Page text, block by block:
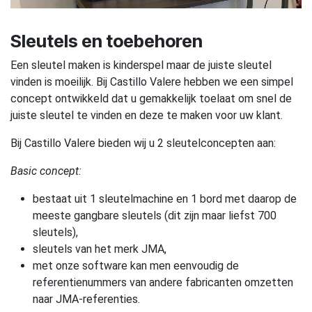
Sleutels en toebehoren
Een sleutel maken is kinderspel maar de juiste sleutel
vinden is moeilijk. Bij Castillo Valere hebben we een simpel
concept ontwikkeld dat u gemakkelijk toelaat om snel de
juiste sleutel te vinden en deze te maken voor uw klant.
Bij Castillo Valere bieden wij u 2 sleutelconcepten aan:
Basic concept:
bestaat uit 1 sleutelmachine en 1 bord met daarop de
meeste gangbare sleutels (dit zijn maar liefst 700
sleutels),
sleutels van het merk JMA,
met onze software kan men eenvoudig de
referentienummers van andere fabricanten omzetten
naar JMA-referenties.